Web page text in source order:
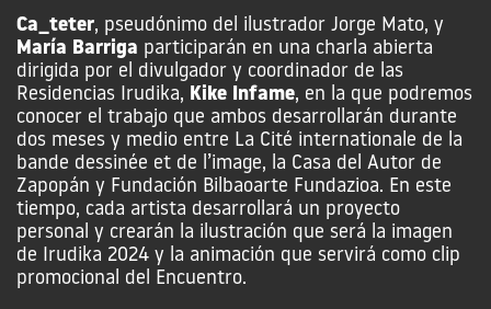
Ca_teter, pseudónimo del ilustrador Jorge Mato, y
María Barriga participarán en una charla abierta
dirigida por el divulgador y coordinador de las
Residencias Irudika, Kike Infame, en la que podremos
conocer el trabajo que ambos desarrollarán durante
dos meses y medio entre La Cité internationale de la
bande dessinée et de l’image, la Casa del Autor de
Zapopán y Fundación Bilbaoarte Fundazioa. En este
tiempo, cada artista desarrollará un proyecto
personal y crearán la ilustración que será la imagen
de Irudika 2024 y la animación que servirá como clip
promocional del Encuentro.